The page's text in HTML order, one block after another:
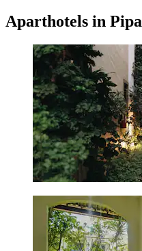
Aparthotels in Pipa